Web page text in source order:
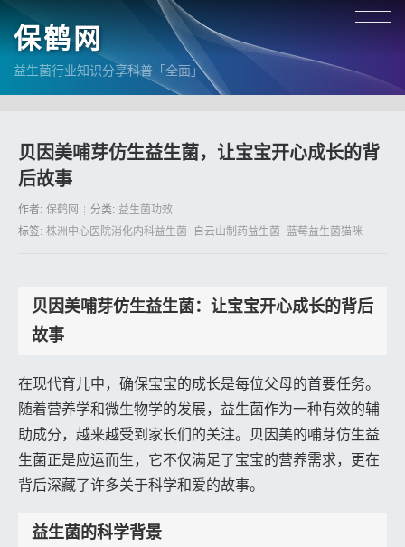
保鹤网
益生菌行业知识分享科普「全面」
贝因美哺芽仿生益生菌，让宝宝开心成长的背
后故事
作者: 保鹤网 分类: 益生菌功效
标签: 株洲中心医院消化内科益生菌 自云山制药益生菌 蓝莓益生菌猫咪
贝因美哺芽仿生益生菌：让宝宝开心成长的背后
故事
在现代育儿中，确保宝宝的成长是每位父母的首要任务。
随着营养学和微生物学的发展，益生菌作为一种有效的辅
助成分，越来越受到家长们的关注。贝因美的哺芽仿生益
生菌正是应运而生，它不仅满足了宝宝的营养需求，更在
背后深藏了许多关于科学和爱的故事。
益生菌的科学背景